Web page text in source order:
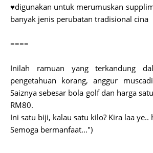
♥digunakan untuk merumuskan
banyak jenis perubatan tradisional cina
====
Inilah ramuan yang terkandung
pengetahuan korang, anggur
Saiznya sebesar bola golf dan harga
RM80.
Ini satu biji, kalau satu kilo? Kira laa ye..
Semoga bermanfaat...")